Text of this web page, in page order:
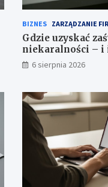
BIZNES ZARZĄDZANIE
Gdzie uzyskać
niekaralności – i
6 sierpnia 2026